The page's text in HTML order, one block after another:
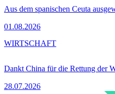
Aus dem spanischen Ceuta
01.08.2026
Dankt China für die Rettung der
28.07.2026
WIRTSCHAFT